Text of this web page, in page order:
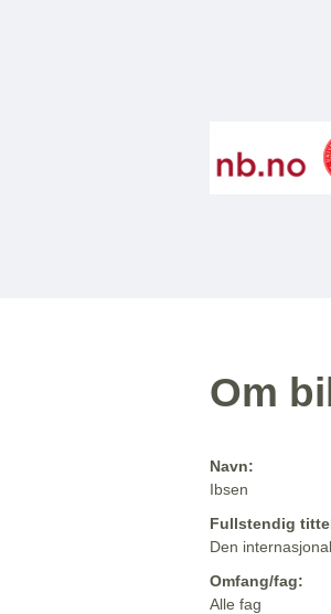
Om
Navn:
Ibsen
Fullstendig
Den
Omfang/fag:
Alle fag